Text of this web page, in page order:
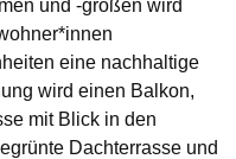
und -größen wird
eine nachhaltige
wird einen Balkon,
mit Blick in den
Dachterrasse und